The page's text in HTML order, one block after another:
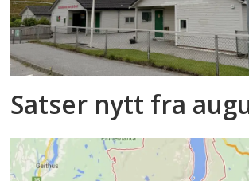
Satser nytt fra